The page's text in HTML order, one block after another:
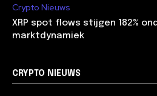
Crypto Nieuws
XRP spot flows stijgen 182%
marktdynamiek
CRYPTO NIEUWS